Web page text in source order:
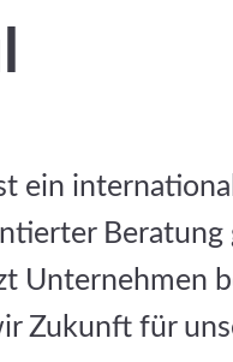
ein
Beratung
Unternehmen
Zukunft für